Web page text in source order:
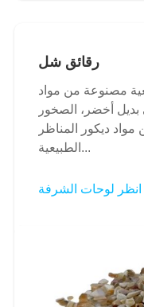
رقائق شل
مصنوعة من مواد
على بديل أخضر، الصخور
مواد ديكور المناظر
الطبيعية...